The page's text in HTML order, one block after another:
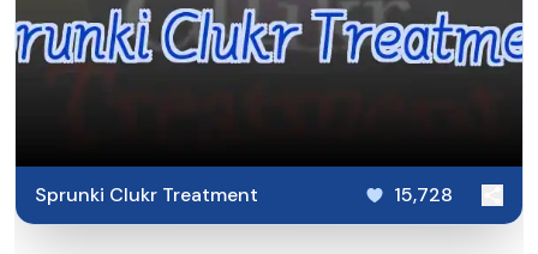
Sprunki Clukr Treatment 15,728